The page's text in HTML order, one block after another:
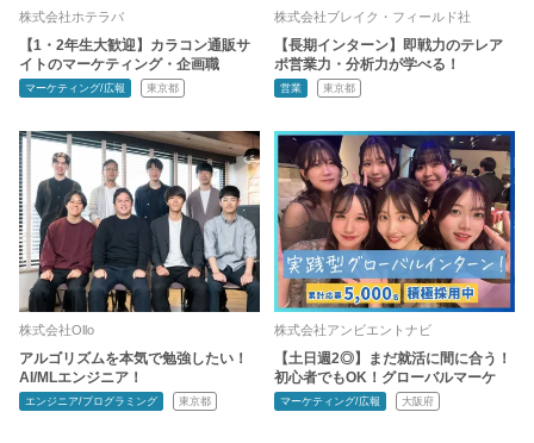
株式会社ホテラバ
【1・2年生大歓迎】カラコン通販サ
イトのマーケティング・企画職
マーケティング/広報 東京都
株式会社ブレイク・フィールド社
【長期インターン】即戦力のテレア
ポ営業力・分析力が学べる！
営業 東京都
株式会社Ollo
アルゴリズムを本気で勉強したい！
AI/MLエンジニア！
エンジニア/プログラミング 東京都
株式会社アンビエントナビ
【土日週2◎】まだ就活に間に合う！
初心者でもOK！グローバルマーケ
マーケティング/広報 大阪府